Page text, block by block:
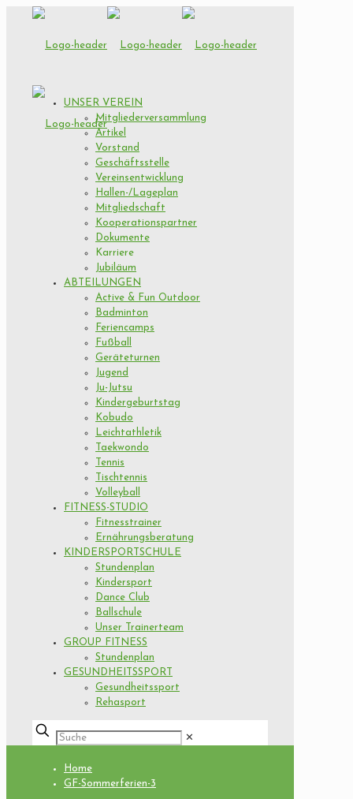
UNSER VEREIN
Mitgliederversammlung
Artikel
Vorstand
Geschäftsstelle
Vereinsentwicklung
Hallen-/Lageplan
Mitgliedschaft
Kooperationspartner
Dokumente
Karriere
Jubiläum
ABTEILUNGEN
Active & Fun Outdoor
Badminton
Feriencamps
Fußball
Geräteturnen
Jugend
Ju-Jutsu
Kindergeburtstag
Kobudo
Leichtathletik
Taekwondo
Tennis
Tischtennis
Volleyball
FITNESS-STUDIO
Fitnesstrainer
Ernährungsberatung
KINDERSPORTSCHULE
Stundenplan
Kindersport
Dance Club
Ballschule
Unser Trainerteam
GROUP FITNESS
Stundenplan
GESUNDHEITSSPORT
Gesundheitssport
Rehasport
✕
Home
GF-Sommerferien-3